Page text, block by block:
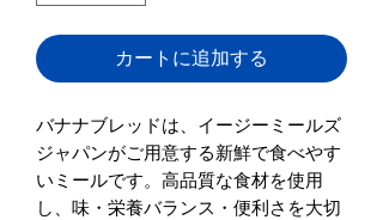
カートに追加する
バナナブレッドは、イージーミールズ
ジャパンがご用意する新鮮で食べやす
いミールです。高品質な食材を使用
し、味・栄養バランス・便利さを大切